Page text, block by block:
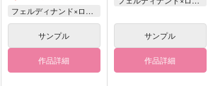
フェルディナンド×ローゼマイン
サンプル
作品詳細
サンプル
作品詳細